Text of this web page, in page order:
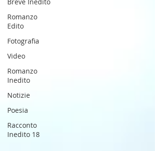
Romanzo
Edito
Fotografia
Video
Romanzo
Inedito
Notizie
Poesia
Racconto
Inedito 18